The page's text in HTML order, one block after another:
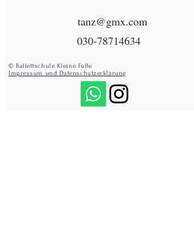
tanz@gmx.com
030-78714634
© Ballettschule Kleine Füße
Impressum und Datenschutzerklärung